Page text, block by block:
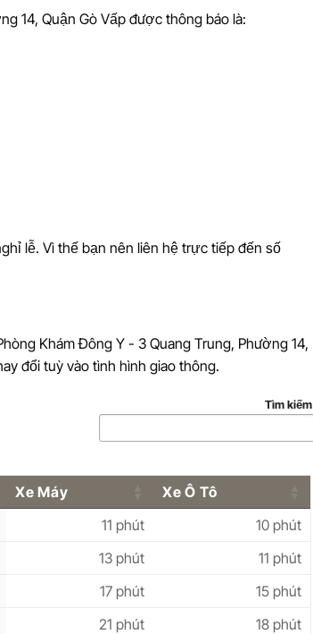
14, Quận Gò Vấp được thông báo là:
lễ. Vì thế bạn nên liên hệ trực tiếp đến số
Khám Đông Y - 3 Quang Trung, Phường 14,
đổi tuỳ vào tình hình giao thông.
Tìm kiếm
Xe Máy
Xe Ô Tô
11 phút
10 phút
13 phút
11 phút
17 phút
15 phút
21 phút
18 phút